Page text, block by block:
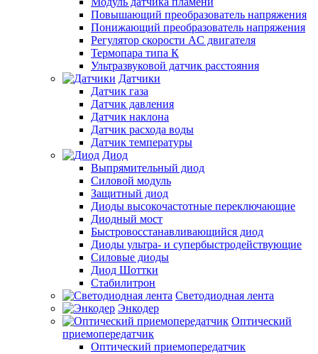
Повышающий преобразователь напряжения
Понижающий преобразователь напряжения
Регулятор скорости AC двигателя
Термопара типа К
Ультразвуковой датчик расстояния
Датчики
Датчик газа
Датчик давления
Датчик наклона
Датчик расхода воды
Датчик температуры
Диод
Выпрямительный диод
Силовой модуль
Защитный диод
Диоды высокочастотные переключающие
Диодный мост
Быстровосстанавливающийся диод
Диоды ультра- и супербыстродействующие
Силовые диоды
Диод Шоттки
Стабилитрон
Светодиодная лента
Энкодер
Оптический
приемопередатчик
Оптический приемопередатчик